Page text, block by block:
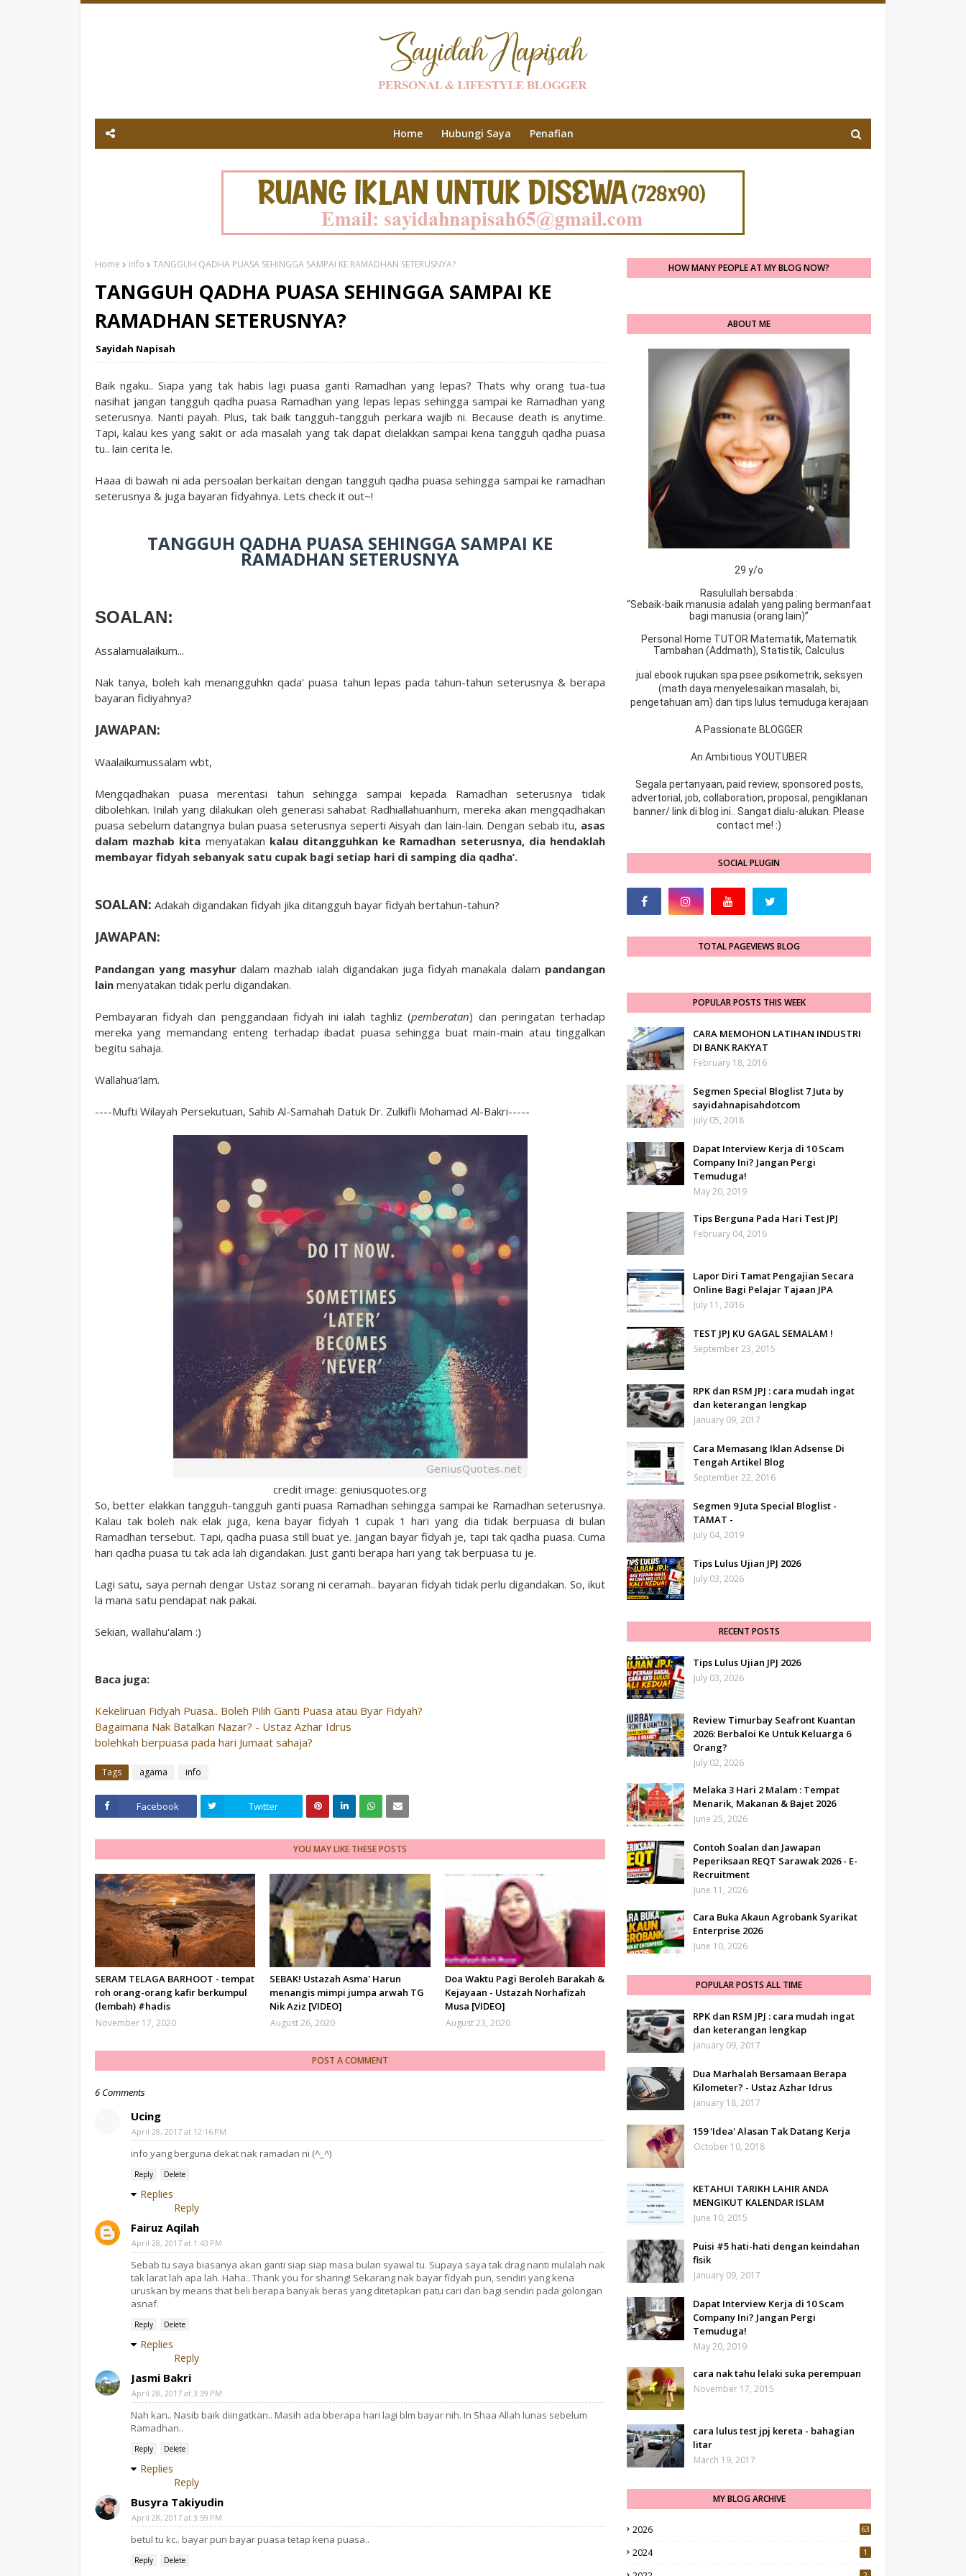
Home Hubungi Saya Penafian
Home info TANGGUH QADHA PUASA SEHINGGA SAMPAI KE RAMADHAN SETERUSNYA?
TANGGUH QADHA PUASA SEHINGGA SAMPAI KE
RAMADHAN SETERUSNYA?
Sayidah Napisah
Baik ngaku.. Siapa yang tak habis lagi puasa ganti Ramadhan yang lepas? Thats why orang tua-tua
nasihat jangan tangguh qadha puasa Ramadhan yang lepas lepas sehingga sampai ke Ramadhan yang
seterusnya. Nanti payah. Plus, tak baik tangguh-tangguh perkara wajib ni. Because death is anytime.
Tapi, kalau kes yang sakit or ada masalah yang tak dapat dielakkan sampai kena tangguh qadha puasa
tu.. lain cerita le.
Haaa di bawah ni ada persoalan berkaitan dengan tangguh qadha puasa sehingga sampai ke ramadhan
seterusnya & juga bayaran fidyahnya. Lets check it out~!
TANGGUH QADHA PUASA SEHINGGA SAMPAI KE
RAMADHAN SETERUSNYA
SOALAN:
Assalamualaikum...
Nak tanya, boleh kah menangguhkn qada' puasa tahun lepas pada tahun-tahun seterusnya & berapa
bayaran fidiyahnya?
JAWAPAN:
Waalaikumussalam wbt,
Mengqadhakan puasa merentasi tahun sehingga sampai kepada Ramadhan seterusnya tidak
dibolehkan. Inilah yang dilakukan oleh generasi sahabat Radhiallahuanhum, mereka akan mengqadhakan
puasa sebelum datangnya bulan puasa seterusnya seperti Aisyah dan lain-lain. Dengan sebab itu, asas
dalam mazhab kita menyatakan kalau ditangguhkan ke Ramadhan seterusnya, dia hendaklah
membayar fidyah sebanyak satu cupak bagi setiap hari di samping dia qadha’.
SOALAN: Adakah digandakan fidyah jika ditangguh bayar fidyah bertahun-tahun?
JAWAPAN:
Pandangan yang masyhurdalam mazhab ialah digandakan juga fidyah manakala dalam pandangan
lain menyatakan tidak perlu digandakan.
Pembayaran fidyah dan penggandaan fidyah ini ialah taghliz (pemberatan) dan peringatan terhadap
mereka yang memandang enteng terhadap ibadat puasa sehingga buat main-main atau tinggalkan
begitu sahaja.
Wallahua’lam.
----Mufti Wilayah Persekutuan, Sahib Al-Samahah Datuk Dr. Zulkifli Mohamad Al-Bakri-----
credit image: geniusquotes.org
So, better elakkan tangguh-tangguh ganti puasa Ramadhan sehingga sampai ke Ramadhan seterusnya.
Kalau tak boleh nak elak juga, kena bayar fidyah 1 cupak 1 hari yang dia tidak berpuasa di bulan
Ramadhan tersebut. Tapi, qadha puasa still buat ye. Jangan bayar fidyah je, tapi tak qadha puasa. Cuma
hari qadha puasa tu tak ada lah digandakan. Just ganti berapa hari yang tak berpuasa tu je.
Lagi satu, saya pernah dengar Ustaz sorang ni ceramah.. bayaran fidyah tidak perlu digandakan. So, ikut
la mana satu pendapat nak pakai.
Sekian, wallahu'alam :)
Baca juga:
Kekeliruan Fidyah Puasa.. Boleh Pilih Ganti Puasa atau Byar Fidyah?
Bagaimana Nak Batalkan Nazar? - Ustaz Azhar Idrus
bolehkah berpuasa pada hari Jumaat sahaja?
Tags agama info
Facebook Twitter
YOU MAY LIKE THESE POSTS
SERAM TELAGA BARHOOT - tempat
roh orang-orang kafir berkumpul
(lembah) #hadis
November 17, 2020
SEBAK! Ustazah Asma' Harun
menangis mimpi jumpa arwah TG
Nik Aziz [VIDEO]
August 26, 2020
Doa Waktu Pagi Beroleh Barakah &
Kejayaan - Ustazah Norhafizah
Musa [VIDEO]
August 23, 2020
POST A COMMENT
6 Comments
Ucing
April 28, 2017 at 12:16 PM
info yang berguna dekat nak ramadan ni (^_^)
Reply Delete
Replies
Reply
Fairuz Aqilah
April 28, 2017 at 1:43 PM
Sebab tu saya biasanya akan ganti siap siap masa bulan syawal tu. Supaya saya tak drag nanti mulalah nak
tak larat lah apa lah. Haha.. Thank you for sharing! Sekarang nak bayar fidyah pun, sendiri yang kena
uruskan by means that beli berapa banyak beras yang ditetapkan patu cari dan bagi sendiri pada golongan
asnaf.
Reply Delete
Replies
Reply
Jasmi Bakri
April 28, 2017 at 3:39 PM
Nah kan.. Nasib baik diingatkan.. Masih ada bberapa hari lagi blm bayar nih. In Shaa Allah lunas sebelum
Ramadhan..
Reply Delete
Replies
Reply
Busyra Takiyudin
April 28, 2017 at 3:59 PM
betul tu kc.. bayar pun bayar puasa tetap kena puasa..
Reply Delete
HOW MANY PEOPLE AT MY BLOG NOW?
ABOUT ME
29 y/o
Rasulullah bersabda :
“Sebaik-baik manusia adalah yang paling bermanfaat
bagi manusia (orang lain)”
Personal Home TUTOR Matematik, Matematik
Tambahan (Addmath), Statistik, Calculus
jual ebook rujukan spa psee psikometrik, seksyen
(math daya menyelesaikan masalah, bi,
pengetahuan am) dan tips lulus temuduga kerajaan
A Passionate BLOGGER
An Ambitious YOUTUBER
Segala pertanyaan, paid review, sponsored posts,
advertorial, job, collaboration, proposal, pengiklanan
banner/ link di blog ini.. Sangat dialu-alukan. Please
contact me! :)
SOCIAL PLUGIN
TOTAL PAGEVIEWS BLOG
POPULAR POSTS THIS WEEK
CARA MEMOHON LATIHAN INDUSTRI
DI BANK RAKYAT
February 18, 2016
Segmen Special Bloglist 7 Juta by
sayidahnapisahdotcom
July 05, 2018
Dapat Interview Kerja di 10 Scam
Company Ini? Jangan Pergi
Temuduga!
May 20, 2019
Tips Berguna Pada Hari Test JPJ
February 04, 2016
Lapor Diri Tamat Pengajian Secara
Online Bagi Pelajar Tajaan JPA
July 11, 2016
TEST JPJ KU GAGAL SEMALAM !
September 23, 2015
RPK dan RSM JPJ : cara mudah ingat
dan keterangan lengkap
January 09, 2017
Cara Memasang Iklan Adsense Di
Tengah Artikel Blog
September 22, 2016
Segmen 9 Juta Special Bloglist -
TAMAT -
July 04, 2019
Tips Lulus Ujian JPJ 2026
July 03, 2026
RECENT POSTS
Tips Lulus Ujian JPJ 2026
July 03, 2026
Review Timurbay Seafront Kuantan
2026: Berbaloi Ke Untuk Keluarga 6
Orang?
July 02, 2026
Melaka 3 Hari 2 Malam : Tempat
Menarik, Makanan & Bajet 2026
June 25, 2026
Contoh Soalan dan Jawapan
Peperiksaan REQT Sarawak 2026 - E-
Recruitment
June 11, 2026
Cara Buka Akaun Agrobank Syarikat
Enterprise 2026
June 10, 2026
POPULAR POSTS ALL TIME
RPK dan RSM JPJ : cara mudah ingat
dan keterangan lengkap
January 09, 2017
Dua Marhalah Bersamaan Berapa
Kilometer? - Ustaz Azhar Idrus
January 18, 2017
159 'Idea' Alasan Tak Datang Kerja
October 10, 2018
KETAHUI TARIKH LAHIR ANDA
MENGIKUT KALENDAR ISLAM
June 10, 2015
Puisi #5 hati-hati dengan keindahan
fisik
January 09, 2017
Dapat Interview Kerja di 10 Scam
Company Ini? Jangan Pergi
Temuduga!
May 20, 2019
cara nak tahu lelaki suka perempuan
November 17, 2015
cara lulus test jpj kereta - bahagian
litar
March 19, 2017
MY BLOG ARCHIVE
2026 63
2024 1